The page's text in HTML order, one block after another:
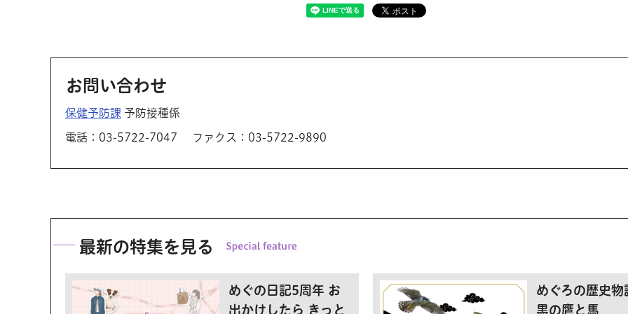
お問い合わせ
保健予防課 予防接種係
電話：03-5722-7047 ファクス：03-5722-9890
最新の特集を見る
めぐの日記5周年 お
出かけしたら きっと
めぐろの歴史物
黒の鷹と馬